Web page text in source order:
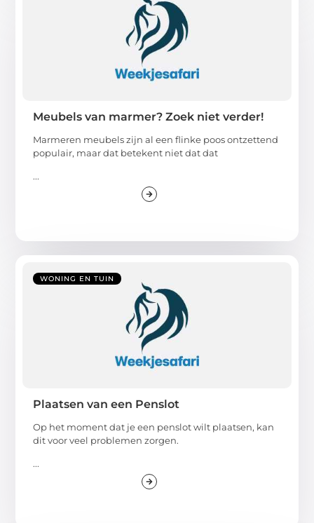
Meubels van marmer? Zoek niet verder!
Marmeren meubels zijn al een flinke poos ontzettend
populair, maar dat betekent niet dat dat
...
WONING EN TUIN
Plaatsen van een Penslot
Op het moment dat je een penslot wilt plaatsen, kan
dit voor veel problemen zorgen.
...